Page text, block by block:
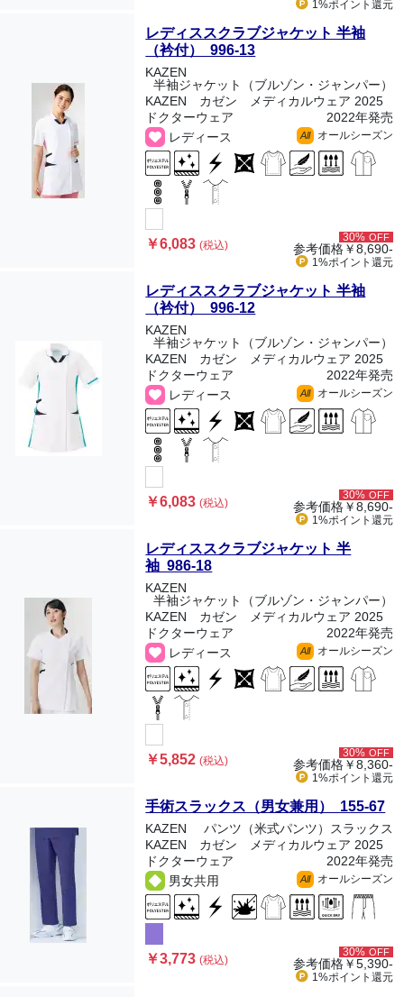
1%ポイント 還元
レディススクラブジャケット 半袖
（衿付） 996-13
KAZEN
半袖ジャケット（ブルゾン・ジャンパー）
KAZEN カゼン メディカルウェア 2025
ドクターウェア
2022年発売
レディース
All オールシーズン
￥6,083(税込)
30% OFF
参考価格￥8,690-
1%ポイント 還元
レディススクラブジャケット 半袖
（衿付） 996-12
KAZEN
半袖ジャケット（ブルゾン・ジャンパー）
KAZEN カゼン メディカルウェア 2025
ドクターウェア
2022年発売
レディース
All オールシーズン
￥6,083(税込)
30% OFF
参考価格￥8,690-
1%ポイント 還元
レディススクラブジャケット 半
袖 986-18
KAZEN
半袖ジャケット（ブルゾン・ジャンパー）
KAZEN カゼン メディカルウェア 2025
ドクターウェア
2022年発売
レディース
All オールシーズン
￥5,852(税込)
30% OFF
参考価格￥8,360-
1%ポイント 還元
手術スラックス（男女兼用） 155-67
KAZEN
パンツ（米式パンツ）スラックス
KAZEN カゼン メディカルウェア 2025
ドクターウェア
2022年発売
男女共用
All オールシーズン
￥3,773(税込)
30% OFF
参考価格￥5,390-
1%ポイント 還元